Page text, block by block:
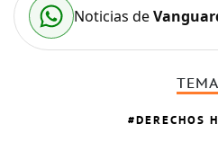
Noticias de
DERECHOS